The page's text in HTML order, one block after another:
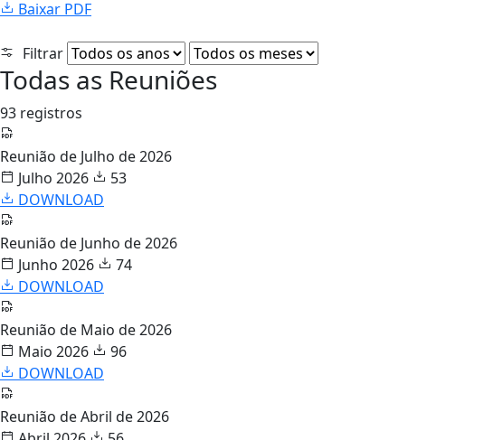
Baixar PDF
Filtrar
Todas as Reuniões
93 registros
Reunião de Julho de 2026
Julho 2026
53
DOWNLOAD
Reunião de Junho de 2026
Junho 2026
74
DOWNLOAD
Reunião de Maio de 2026
Maio 2026
96
DOWNLOAD
Reunião de Abril de 2026